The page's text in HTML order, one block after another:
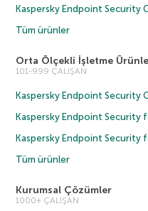
Kaspersky Endpoint Security
Tüm ürünler
Orta Ölçekli İşletme
101-999 ÇALIŞAN
Kaspersky Endpoint Security
Kaspersky Endpoint Security
Kaspersky Endpoint Security
Tüm ürünler
Kurumsal Çözümler
1000+ ÇALIŞAN